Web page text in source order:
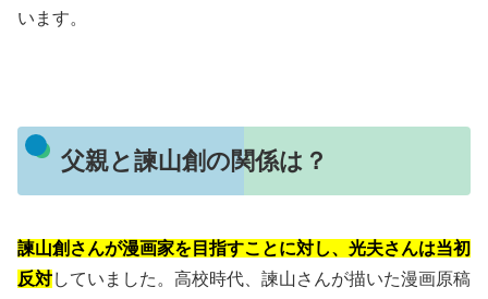
います。
父親と諫山創の関係は？
諫山創さんが漫画家を目指すことに対し、光夫さんは当初
反対していました。高校時代、諫山さんが描いた漫画原稿